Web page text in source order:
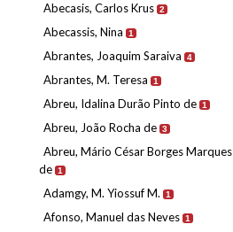
Abecasis, Carlos Krus 2
Abecassis, Nina 1
Abrantes, Joaquim Saraiva 4
Abrantes, M. Teresa 1
Abreu, Idalina Durão Pinto de 1
Abreu, João Rocha de 3
Abreu, Mário César Borges Marques
de 1
Adamgy, M. Yiossuf M. 1
Afonso, Manuel das Neves 1